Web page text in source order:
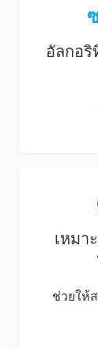
อัลกอริ
เหมา
ช่วยให้